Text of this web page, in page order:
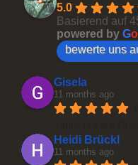
5.0
Basierend auf
powered by Go
bewerte uns
Gisela
11 months ago
Heidi Brückl
11 months ago